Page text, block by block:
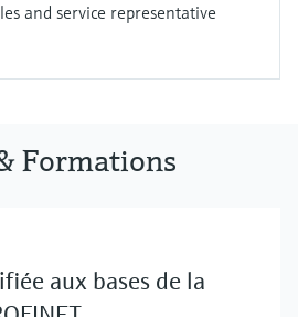
and service representative
Formations
aux bases de la